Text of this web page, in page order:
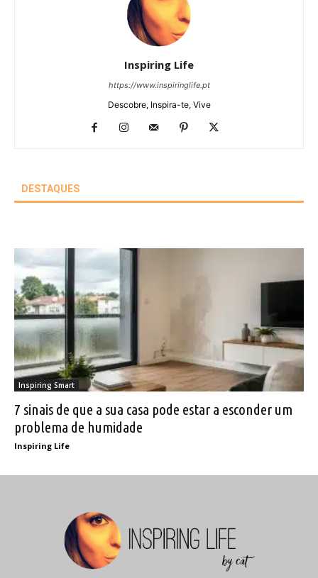
Inspiring Life
https://www.inspiringlife.pt
Descobre, Inspira-te, Vive
DESTAQUES
Inspiring Smart
7 sinais de que a sua casa pode estar a esconder um
problema de humidade
Inspiring Life